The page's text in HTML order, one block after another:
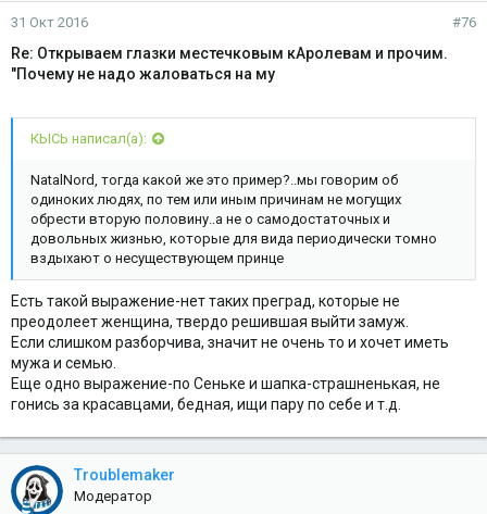
31 Окт 2016 #76
Re: Открываем глазки местечковым кАролевам и прочим.
"Почему не надо жаловаться на му
КЫСЬ написал(а):
NatalNord, тогда какой же это пример?..мы говорим об
одиноких людях, по тем или иным причинам не могущих
обрести вторую половину..а не о самодостаточных и
довольных жизнью, которые для вида периодически томно
вздыхают о несуществующем принце
Есть такой выражение-нет таких преград, которые не
преодолеет женщина, твердо решившая выйти замуж.
Если слишком разборчива, значит не очень то и хочет иметь
мужа и семью.
Еще одно выражение-по Сеньке и шапка-страшненькая, не
гонись за красавцами, бедная, ищи пару по себе и т.д.
Troublemaker
Модератор